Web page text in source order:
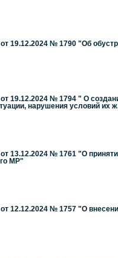
19.12.2024 № 1790 "Об
19.12.2024 № 1794 " О
нарушения условий их
13.12.2024 № 1761 "О
МР"
12.12.2024 № 1757 "О